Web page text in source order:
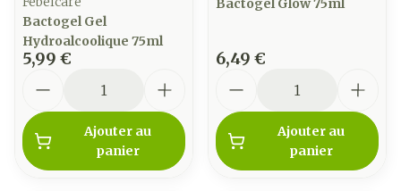
Bactogel Gel
Hydroalcoolique 75ml
5,99 €
Ajouter au
panier
Bactogel Glow 75ml
6,49 €
Ajouter au
panier